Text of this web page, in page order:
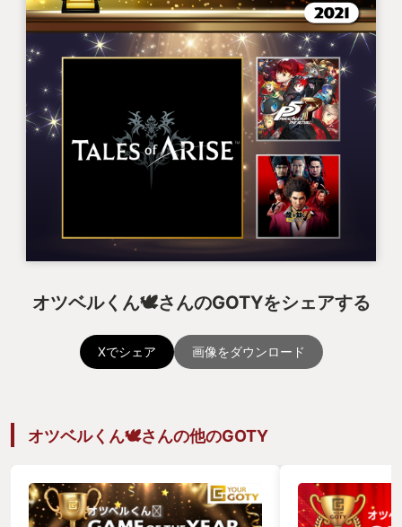
オツベルくん🕊️さんのGOTYをシェアする
Xでシェア 画像をダウンロード
オツベルくん🕊️さんの他のGOTY